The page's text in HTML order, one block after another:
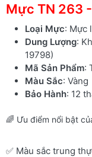
Mực TN 263
Loại Mực: Mực
Dung Lượng:
19798)
Mã Sản Phẩm:
Màu Sắc: Vàng
Bảo Hành: 12
🌈 Ưu điểm nổi bật
✅ Màu sắc trung